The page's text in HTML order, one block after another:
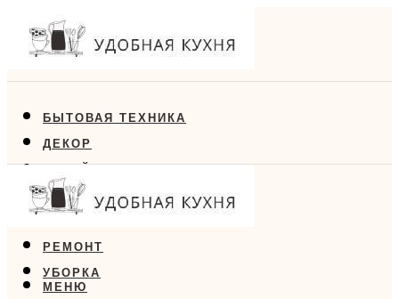
БЫТОВАЯ ТЕХНИКА
ДЕКОР
ДИЗАЙН
ЕДА
РЕМОНТ
УБОРКА
МЕНЮ